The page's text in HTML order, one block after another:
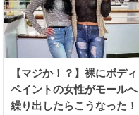
【マジか！？】裸にボディ
ペイントの女性がモールへ
繰り出したらこうなった！